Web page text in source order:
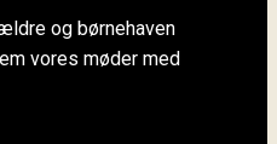
og børnehaven
vores møder med